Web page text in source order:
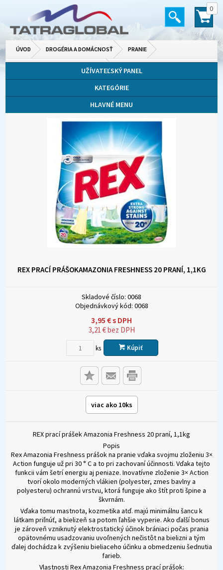
0
ÚVOD DROGÉRIA A DOMÁCNOSŤ PRANIE
PRÁŠKY, GÉLY, KAPSULE NA PRANIEUŽÍVATEĽSKÝ PANEL
KATEGÓRIE
HLAVNÉ MENU
REX PRACÍ PRÁŠOKAMAZONIA FRESHNESS 20 PRANÍ, 1,1KG
Skladové číslo: 0068
Objednávkový kód: 0068
3,95 €s DPH
3,21€bez DPH
ks Kúpiť
viac ako 10ks
REX prací prášek Amazonia Freshness 20 praní, 1,1kg
Popis
Rex Amazonia Freshness prášok na pranie vďaka svojmu zloženiu 3×
Action funguje už pri 30 ° C a to pri zachovaní účinnosti. Vďaka tejto
funkcii vám šetrí energiu aj peniaze. Inovatívne zloženie 3× Action
tvorí okolo moderných vlákien (polyester, zmes bavlny a
polyesteru) ochrannú vrstvu, ktorá funguje ako štít proti špine a
škvrnám.
Vďaka tomu mastnota, kozmetika atď. majú minimálnu šancu k
látkam priľnúť, a bielizeň sa potom ľahšie vyperie. Ako ďalší bonus
je zároveň vzniknutý elektrostatický účinok brániaci počas prania
opätovnému usadzovaniu uvoľnených nečistôt na bielizni a tým
ďalej dochádza k zvýšeniu bieliaceho účinku a obmedzeniu šednutia
farieb.
Vlastnosti Rex Amazonia Freshness prací prášok: